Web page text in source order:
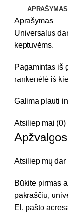
APRAŠYMAS
Aprašymas
Universalus
keptuvėms.
Pagamintas iš
rankenėlė iš
Galima plauti
Atsiliepimai (0)
Apžvalgos
Atsiliepimų dar
Būkite pirmas
pakraščiu,
El. pašto